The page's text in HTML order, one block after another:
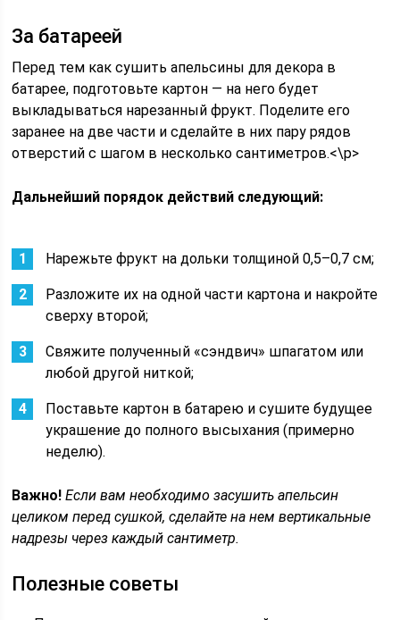
За батареей
Перед тем как сушить апельсины для декора в
батарее, подготовьте картон — на него будет
выкладываться нарезанный фрукт. Поделите его
заранее на две части и сделайте в них пару рядов
отверстий с шагом в несколько сантиметров.<\p>
Дальнейший порядок действий следующий:
Нарежьте фрукт на дольки толщиной 0,5–0,7 см;
Разложите их на одной части картона и накройте
сверху второй;
Свяжите полученный «сэндвич» шпагатом или
любой другой ниткой;
Поставьте картон в батарею и сушите будущее
украшение до полного высыхания (примерно
неделю).
Важно! Если вам необходимо засушить апельсин
целиком перед сушкой, сделайте на нем вертикальные
надрезы через каждый сантиметр.
Полезные советы